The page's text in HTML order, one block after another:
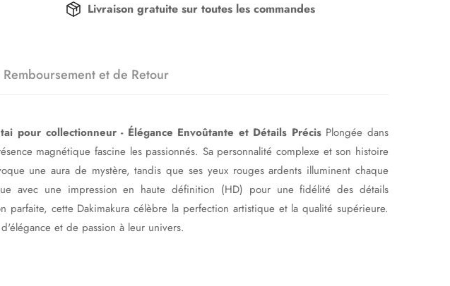
Livraison gratuite sur toutes les commandes
et de Retour
pour collectionneur - Élégance Envoûtante et Détails PrécisPlongée dans
magnétique fascine les passionnés. Sa personnalité complexe et son histoire
une aura de mystère, tandis que ses yeux rouges ardents illuminent chaque
avec une impression en haute définition (HD) pour une fidélité des détails
cette Dakimakura célèbre la perfection artistique et la qualité supérieure.
et de passion à leur univers.